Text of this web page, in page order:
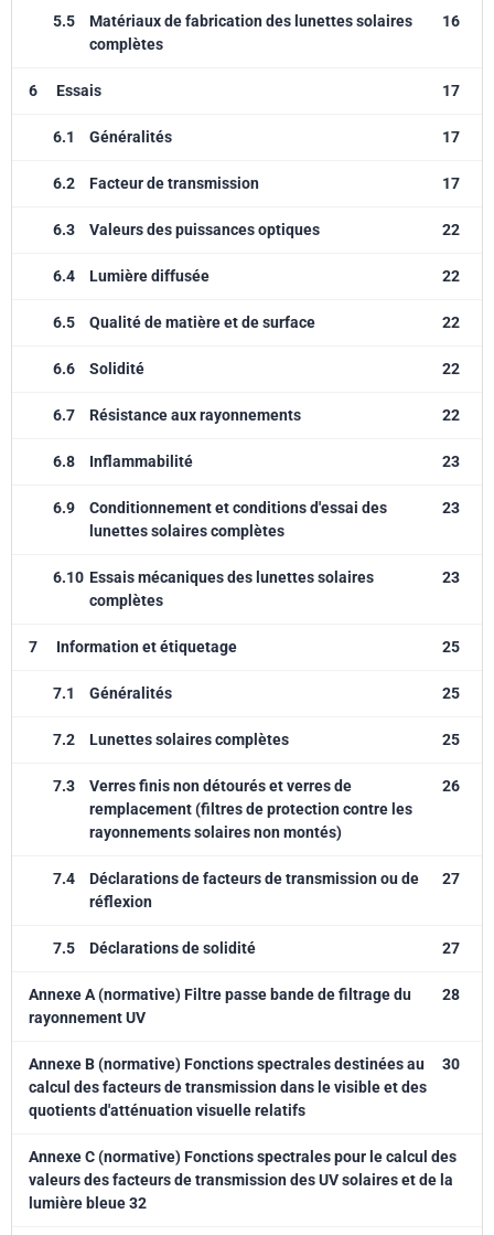
5.5
Matériaux de fabrication des lunettes solaires
complètes
16
6 Essais 17
6.1 Généralités 17
6.2 Facteur de transmission 17
6.3 Valeurs des puissances optiques 22
6.4 Lumière diffusée 22
6.5 Qualité de matière et de surface 22
6.6 Solidité 22
6.7 Résistance aux rayonnements 22
6.8 Inflammabilité 23
6.9
Conditionnement et conditions d'essai des
lunettes solaires complètes
23
6.10 Essais mécaniques des lunettes solaires
complètes
23
7 Information et étiquetage 25
7.1 Généralités 25
7.2 Lunettes solaires complètes 25
7.3
Verres finis non détourés et verres de
remplacement (filtres de protection contre les
rayonnements solaires non montés)
26
7.4
Déclarations de facteurs de transmission ou de
réflexion
27
7.5 Déclarations de solidité 27
Annexe A (normative) Filtre passe bande de filtrage du
rayonnement UV
28
Annexe B (normative) Fonctions spectrales destinées au
calcul des facteurs de transmission dans le visible et des
quotients d'atténuation visuelle relatifs
30
Annexe C (normative) Fonctions spectrales pour le calcul des
valeurs des facteurs de transmission des UV solaires et de la
lumière bleue 32